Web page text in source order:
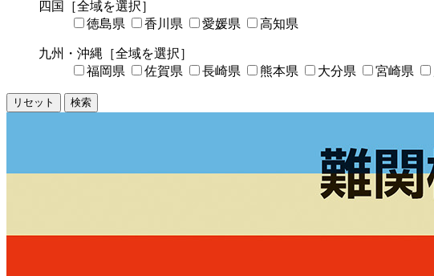
四国
［全域を選択］
徳島県
香川県 愛媛県 高知県
九州・沖縄 ［全域を選択］
福岡県
佐賀県 長崎県 熊本県 大分県 宮崎県
リセット 検索